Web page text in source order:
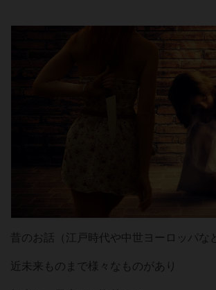
昔のお話（江戸時代や中世ヨーロッパな
近未来ものまで様々なものがあり